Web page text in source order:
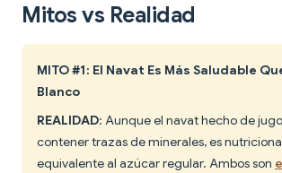
Mitos vs Realidad
MITO #1: El Navat Es Más Saludable
Blanco
REALIDAD: Aunque el navat hecho de
contener trazas de minerales, es
equivalente al azúcar regular. Ambos son